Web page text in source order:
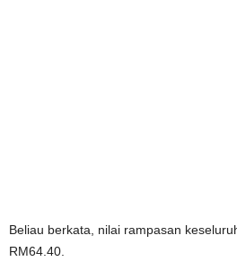
Beliau berkata, nilai rampasan
RM64.40.